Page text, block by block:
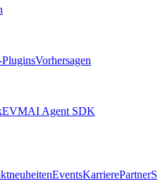
PluginsVorhersagen
AI Agent SDK
EventsKarrierePartnerS